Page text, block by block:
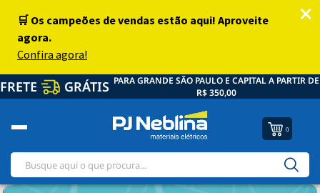
FRETE GRÁTIS PARA GRANDE SÃO PAULO E CAPITAL A PARTIR DE
R$ 350,00
0